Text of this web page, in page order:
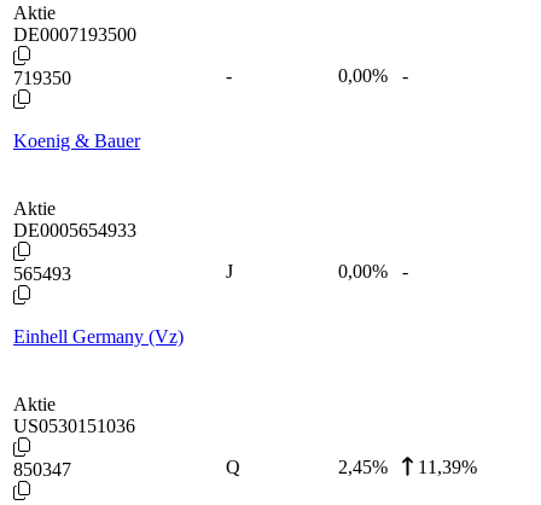
Aktie
DE0007193500
719350
Koenig & Bauer
- 0,00% -
Aktie
DE0005654933
565493
Einhell Germany (Vz)
J 0,00% -
Aktie
US0530151036
850347 Q 2,45% 11,39%